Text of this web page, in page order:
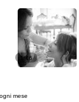
1/46
mese